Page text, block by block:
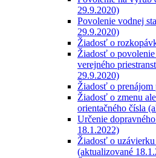
29.9.2020)
Povolenie vodnej
29.9.2020)
Žiadosť o
Žiadosť o
verejného
29.9.2020)
Žiadosť o prenájom
Žiadosť o zmenu
orientačného čísla
Určenie
18.1.2022)
Žiadosť o
(aktualizované